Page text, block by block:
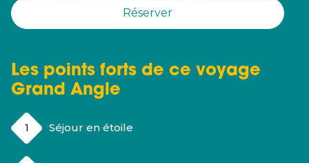
Les points forts de ce voyage
Grand Angle
Séjour en étoile
Réserver